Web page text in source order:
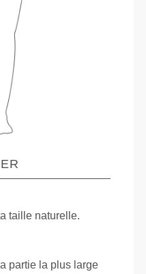
taille naturelle.
partie la plus large